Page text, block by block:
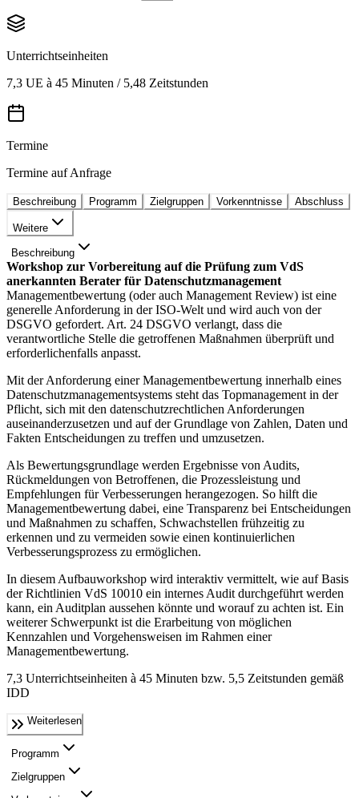
Unterrichtseinheiten
7,3 UE à 45 Minuten / 5,48 Zeitstunden
Termine
Termine auf Anfrage
Beschreibung Programm Zielgruppen Vorkenntnisse Abschluss
Weitere
Beschreibung
Workshop zur Vorbereitung auf die Prüfung zum VdS
anerkannten Berater für Datenschutzmanagement
Managementbewertung (oder auch Management Review) ist eine
generelle Anforderung in der ISO-Welt und wird auch von der
DSGVO gefordert. Art. 24 DSGVO verlangt, dass die
verantwortliche Stelle die getroffenen Maßnahmen überprüft und
erforderlichenfalls anpasst.
Mit der Anforderung einer Managementbewertung innerhalb eines
Datenschutzmanagementsystems steht das Topmanagement in der
Pflicht, sich mit den datenschutzrechtlichen Anforderungen
auseinanderzusetzen und auf der Grundlage von Zahlen, Daten und
Fakten Entscheidungen zu treffen und umzusetzen.
Als Bewertungsgrundlage werden Ergebnisse von Audits,
Rückmeldungen von Betroffenen, die Prozessleistung und
Empfehlungen für Verbesserungen herangezogen. So hilft die
Managementbewertung dabei, eine Transparenz bei Entscheidungen
und Maßnahmen zu schaffen, Schwachstellen frühzeitig zu
erkennen und zu vermeiden sowie einen kontinuierlichen
Verbesserungsprozess zu ermöglichen.
In diesem Aufbauworkshop wird interaktiv vermittelt, wie auf Basis
der Richtlinien VdS 10010 ein internes Audit durchgeführt werden
kann, ein Auditplan aussehen könnte und worauf zu achten ist. Ein
weiterer Schwerpunkt ist die Erarbeitung von möglichen
Kennzahlen und Vorgehensweisen im Rahmen einer
Managementbewertung.
7,3 Unterrichtseinheiten à 45 Minuten bzw. 5,5 Zeitstunden gemäß
IDD
Weiterlesen
Programm
Zielgruppen